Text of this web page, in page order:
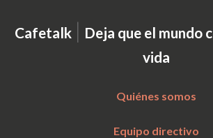
Cafetalk | Deja que el mundo
vida
Quiénes somos
Equipo directivo